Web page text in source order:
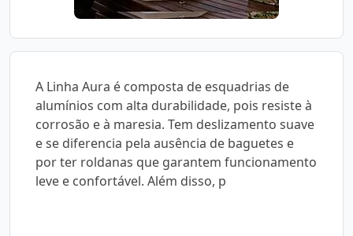
A Linha Aura é composta de esquadrias de
alumínios com alta durabilidade, pois resiste à
corrosão e à maresia. Tem deslizamento suave
e se diferencia pela ausência de baguetes e
por ter roldanas que garantem funcionamento
leve e confortável. Além disso, p